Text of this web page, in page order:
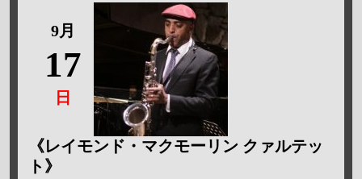
9月
17
日
《レイモンド・マクモーリン クァルテッ
ト》